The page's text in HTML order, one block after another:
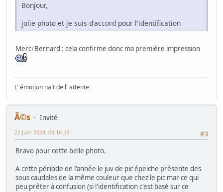
Bonjour,
jolie photo et je suis d'accord pour l'identification
Merci Bernard : cela confirme donc ma première impression
L' émotion nait de l' attente
Ã©s
Invité
#3
22 Juin 2024, 09:16:33
Bravo pour cette belle photo.
A cette période de l'année le juv de pic épeiche présente des
sous caudales de la même couleur que chez le pic mar ce qui
peu prêter à confusion (si l'identification c'est basé sur ce